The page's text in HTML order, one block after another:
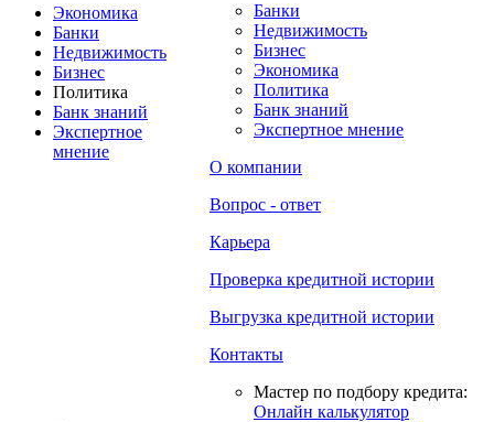
Банки
Недвижимость
Бизнес
Экономика
Политика
Банк знаний
Экспертное мнение
О компании
Вопрос - ответ
Карьера
Проверка кредитной истории
Выгрузка кредитной истории
Контакты
Мастер по подбору кредита:
Онлайн калькулятор
Экономика
Банки
Недвижимость
Бизнес
Политика
Банк знаний
Экспертное
мнение